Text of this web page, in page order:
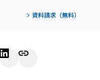
資料請求（無料）